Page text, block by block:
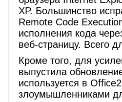
XP. Большинство
Remote Code
исполнения кода
веб-страницу. Всего
Кроме того, для
выпустила
используется в
злоумышленниками